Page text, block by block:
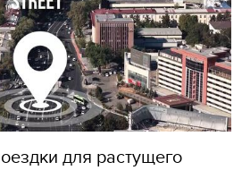
для растущего